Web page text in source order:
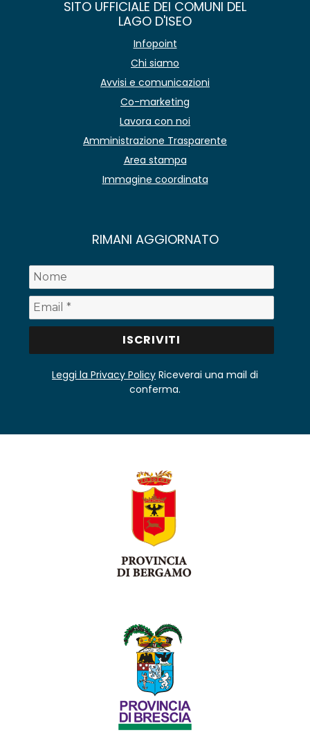
SITO UFFICIALE DEI COMUNI DEL
LAGO D'ISEO
Infopoint
Chi siamo
Avvisi e comunicazioni
Co-marketing
Lavora con noi
Amministrazione Trasparente
Area stampa
Immagine coordinata
RIMANI AGGIORNATO
Leggi la Privacy Policy Riceverai una mail di
conferma.